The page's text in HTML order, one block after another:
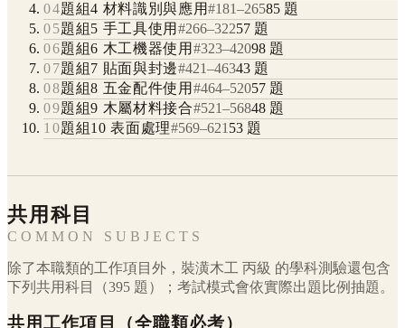
04題組4 材料識別與應用#181–26585 題
05題組5 手工具使用 #266–32257題
06題組6 木工機器使用 #323–42098題
07題組7 貼面與封邊#421–46343題
08題組8 五金配件使用 #464–52057題
09題組9 木屬材料接合#521–56848題
10題組10 表面處理#569–621 53題
共用科目
COMMON SUBJECTS
除了本職類的工作項目外， 裝潢木工 丙級 的學科測驗還包含
下列共用科目（395 題）；考試模式會依實際出題比例抽題。
共用工作項目（全職類必考）